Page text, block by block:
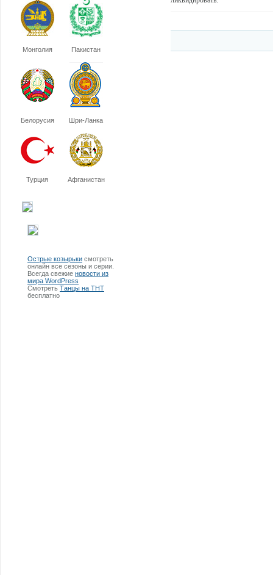
Монголия Пакистан
Белорусия Шри-Ланка
Турция Афганистан
Острые козырьки смотреть
онлайн все сезоны и серии.
Всегда свежие новости из
мира WordPress
Смотреть Танцы на ТНТ
бесплатно